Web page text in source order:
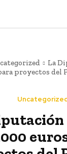
La
proyectos del